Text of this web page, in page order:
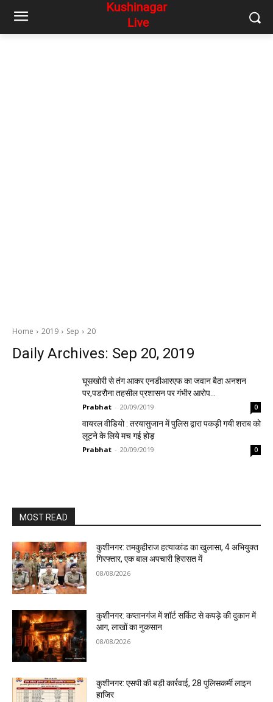
Home 2019 Sep 20
Daily Archives: Sep 20, 2019
घूसखोरी से तंग आकर एनडीआरएफ का जवान बैठा अनशन
पर,पडरौना तहसील प्रशासन पर गंभीर आरोप…
Prabhat - 20/09/2019 0
वायरल वीडियो : तरयासुजान में पुलिस द्वारा पकड़ी गयी शराब को
लूटने के लिये मच गई होड़
Prabhat - 20/09/2019 0
MOST READ
कुशीनगर: तमकुहीराज हत्याकांड का खुलासा, 4 अभियुक्त
गिरफ्तार, एक बाल अपचारी हिरासत में
08/08/2026
कुशीनगर: कप्तानगंज में शॉर्ट सर्किट से कपड़े की दुकान में
आग, लाखों का नुकसान
08/08/2026
कुशीनगर: एसपी की बड़ी कार्रवाई, 28 पुलिसकर्मी लाइन
हाजिर